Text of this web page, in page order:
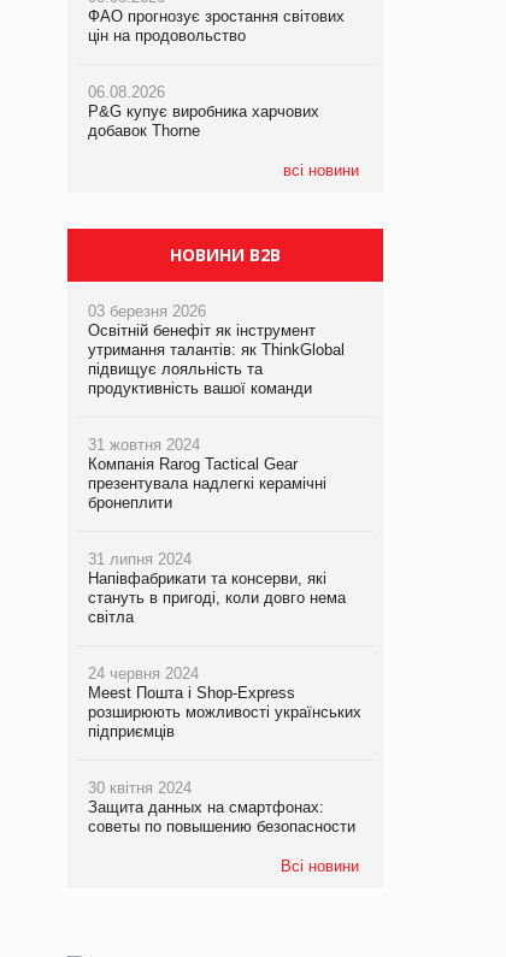
ФАО прогнозує зростання світових
цін на продовольство
06.08.2026
P&G купує виробника харчових
добавок Thorne
всі новини
у VARUS з’явилися новинки від ТМ
ТОКЕРИ
PrivateLabel&FMCG Master 2026
ФАО прогнозує зростання світових
цін на продовольство
06.08.2026
P&G купує виробника харчових
добавок Thorne
НОВИНИ B2B
03 березня 2026
Освітній бенефіт як інструмент
утримання талантів: як ThinkGlobal
підвищує лояльність та
продуктивність вашої команди
31 жовтня 2024
Компанія Rarog Tactical Gear
презентувала надлегкі керамічні
бронеплити
31 липня 2024
Напівфабрикати та консерви, які
стануть в пригоді, коли довго нема
світла
24 червня 2024
Meest Пошта і Shop-Express
розширюють можливості українських
підприємців
30 квітня 2024
Защита данных на смартфонах:
советы по повышению безопасности
Всі новини